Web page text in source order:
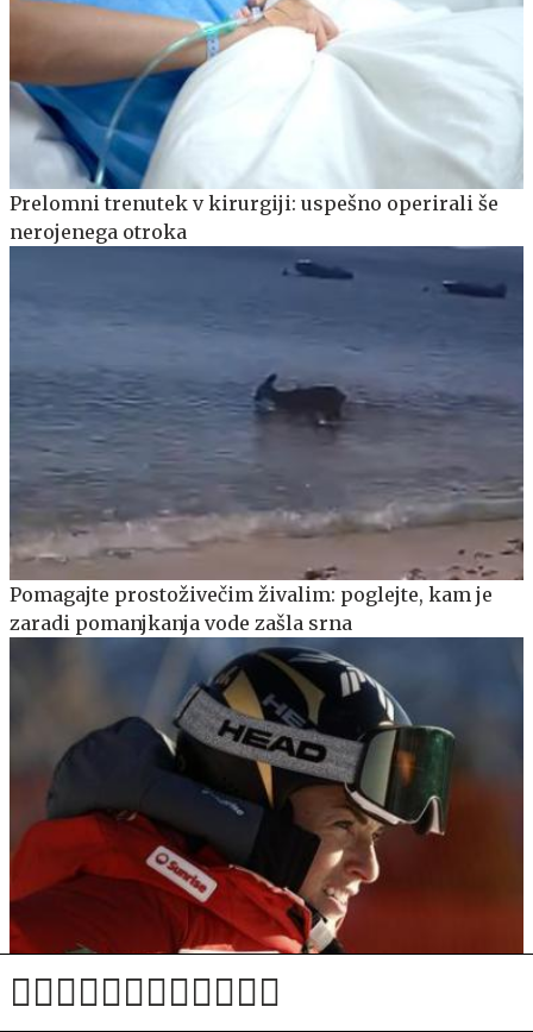
Prelomni trenutek v kirurgiji: uspešno operirali še
nerojenega otroka
Pomagajte prostoživečim živalim: poglejte, kam je
zaradi pomanjkanja vode zašla srna
Lara Gut-Behrami po hudi poškodbi končala bogato
kariero